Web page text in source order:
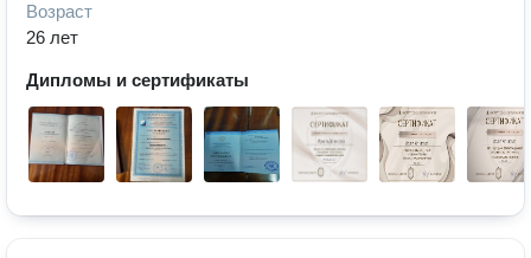
Возраст
26 лет
Дипломы и сертификаты